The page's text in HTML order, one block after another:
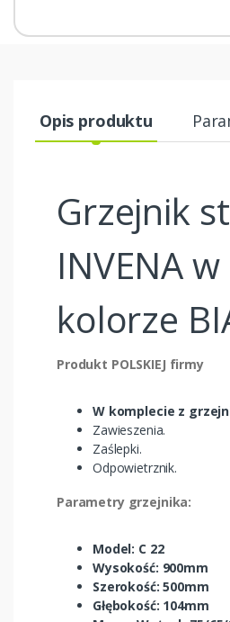
Opis produktu
Grzejnik
INVENA w
kolorze
Produkt POLSKIEJ firmy
W komplecie z
Zawieszenia.
Zaślepki.
Odpowietrznik.
Parametry grzejnika:
Model: C 22
Wysokość: 900mm
Szerokość: 500mm
Głębokość: 104mm